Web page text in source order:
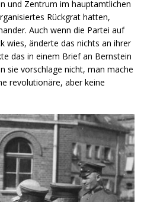
und Zentrum im hauptamtlichen
Rückgrat hatten,
Auch wenn die Partei auf
wies, änderte das nichts an ihrer
das in einem Brief an Bernstein
sie vorschlage nicht, man mache
revolutionäre, aber keine